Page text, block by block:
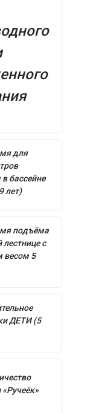
для
бассейне
лет)
подъёма
с
весом 5
ДЕТИ (5